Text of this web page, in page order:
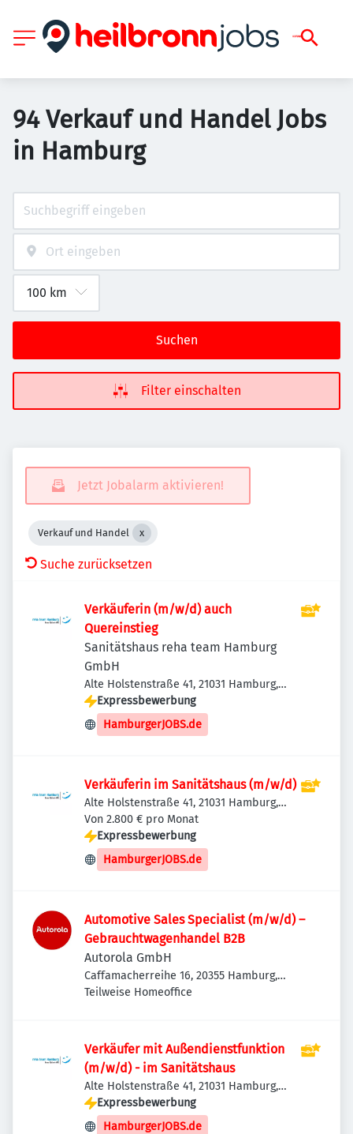
94 Verkauf und Handel Jobs
in Hamburg
Suchen
Filter einschalten
Jetzt Jobalarm aktivieren!
Verkauf und Handel
Suche zurücksetzen
Verkäuferin (m/w/d) auch
Quereinstieg
Sanitätshaus reha team Hamburg
GmbH
Alte Holstenstraße 41, 21031 Hamburg,
Deutschland
Expressbewerbung
HamburgerJOBS.de
Verkäuferin im Sanitätshaus (m/w/d)
Alte Holstenstraße 41, 21031 Hamburg,
Deutschland
Von 2.800 € pro Monat
Expressbewerbung
HamburgerJOBS.de
Automotive Sales Specialist (m/w/d) –
Gebrauchtwagenhandel B2B
Autorola GmbH
Caffamacherreihe 16, 20355 Hamburg,
Deutschland
Teilweise Homeoffice
Verkäufer mit Außendienstfunktion
(m/w/d) - im Sanitätshaus
Alte Holstenstraße 41, 21031 Hamburg,
Deutschland
Expressbewerbung
HamburgerJOBS.de